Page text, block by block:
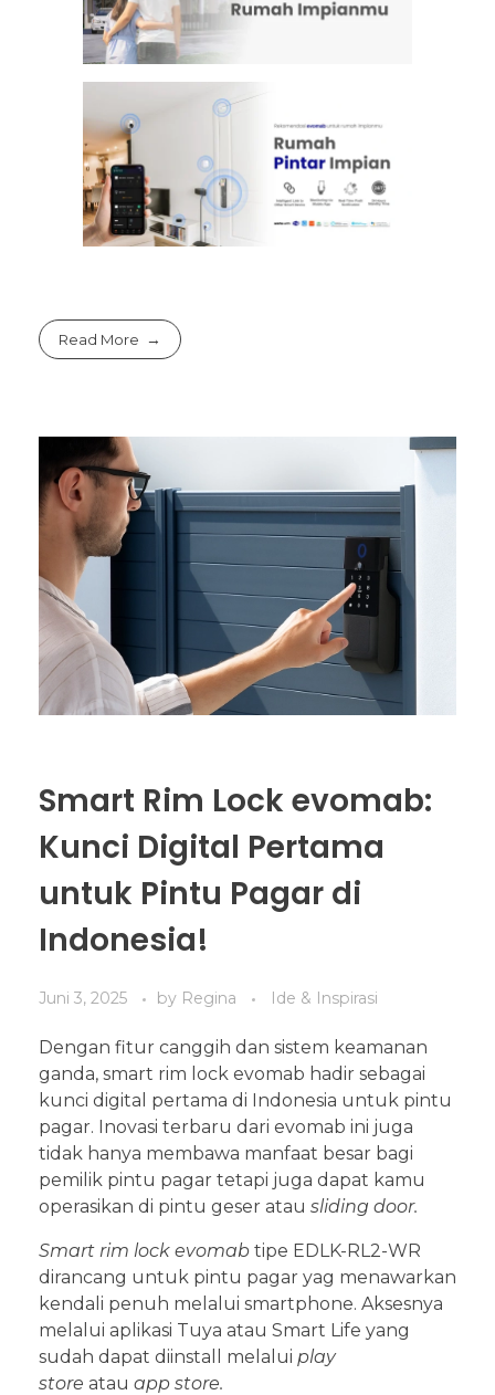
Read More
Smart Rim Lock evomab:
Kunci Digital Pertama
untuk Pintu Pagar di
Indonesia!
Juni 3, 2025 by Regina Ide & Inspirasi
Dengan fitur canggih dan sistem keamanan
ganda, smart rim lock evomab hadir sebagai
kunci digital pertama di Indonesia untuk pintu
pagar. Inovasi terbaru dari evomab ini juga
tidak hanya membawa manfaat besar bagi
pemilik pintu pagar tetapi juga dapat kamu
operasikan di pintu geser atau sliding door.
Smart rim lock evomab tipe EDLK-RL2-WR
dirancang untuk pintu pagar yag menawarkan
kendali penuh melalui smartphone. Aksesnya
melalui aplikasi Tuya atau Smart Life yang
sudah dapat diinstall melalui play
store atau app store.